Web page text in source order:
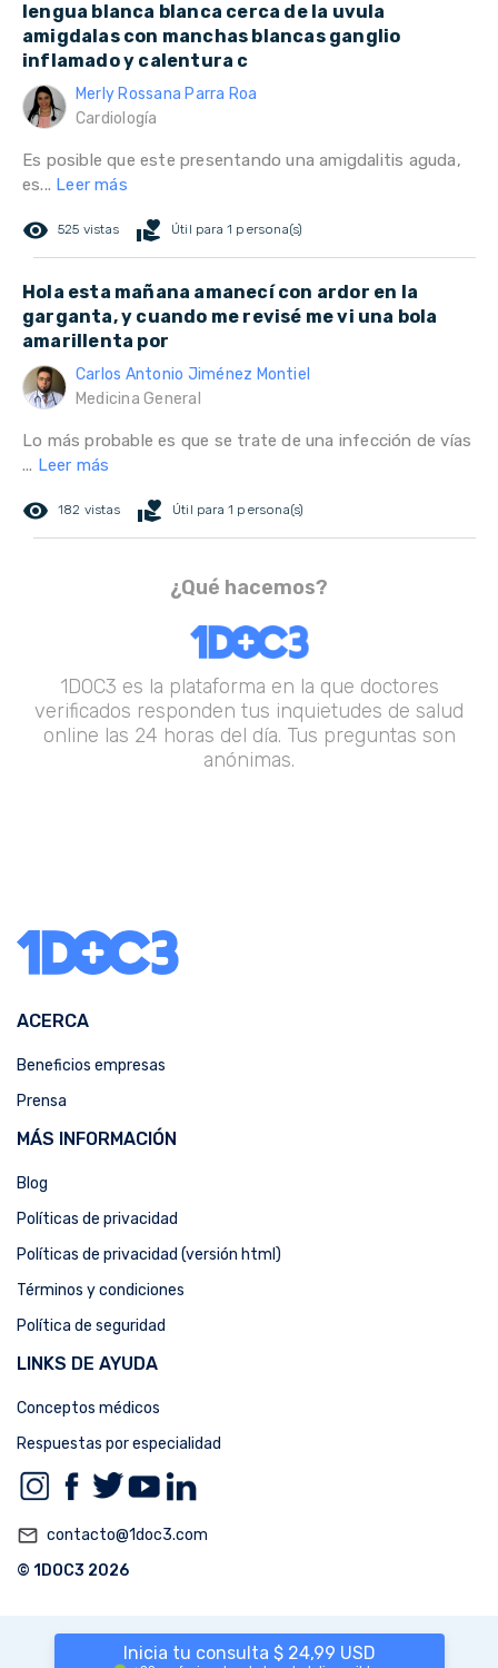
lengua blanca blanca cerca de la uvula
amigdalas con manchas blancas ganglio
inflamado y calentura c
Merly Rossana Parra Roa
Cardiología
Es posible que este presentando una amigdalitis aguda,
es... Leer más
remove_red_eye 525 vistas volunteer_activism Útil para 1 persona(s)
Hola esta mañana amanecí con ardor en la
garganta, y cuando me revisé me vi una bola
amarillenta por
Carlos Antonio Jiménez Montiel
Medicina General
Lo más probable es que se trate de una infección de vías
... Leer más
remove_red_eye 182 vistas volunteer_activism Útil para 1 persona(s)
¿Qué hacemos?
1DOC3 es la plataforma en la que doctores
verificados responden tus inquietudes de salud
online las 24 horas del día. Tus preguntas son
anónimas.
Inicia tu consulta $ 24,99 USD
ACERCA
Beneficios empresas
Prensa
MÁS INFORMACIÓN
Blog
Políticas de privacidad
Políticas de privacidad (versión html)
Términos y condiciones
Política de seguridad
LINKS DE AYUDA
Conceptos médicos
Respuestas por especialidad
mail_outline contacto@1doc3.com
© 1DOC3 2026